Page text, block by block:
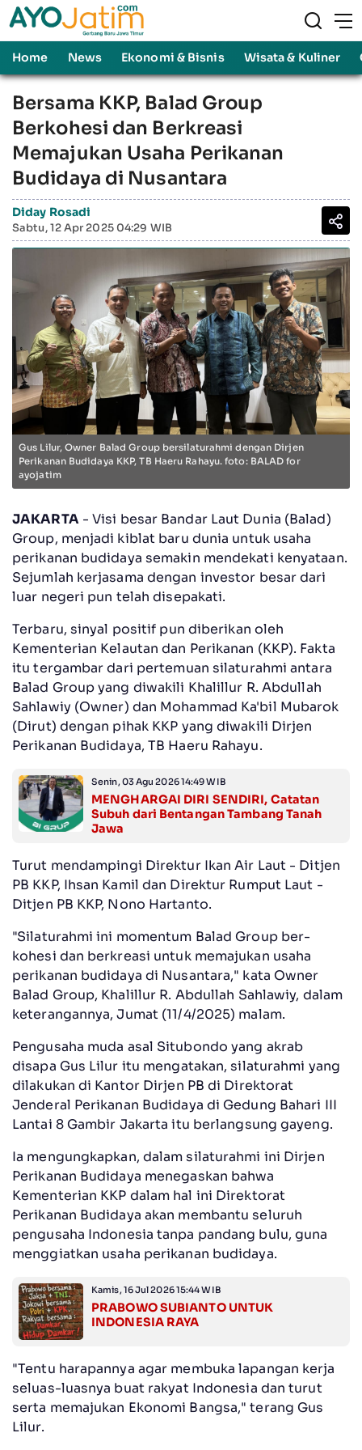
Home News Ekonomi & Bisnis Wisata & Kuliner
Bersama KKP, Balad Group
Berkohesi dan Berkreasi
Memajukan Usaha Perikanan
Budidaya di Nusantara
Diday Rosadi
Sabtu, 12 Apr 2025 04:29 WIB
Gus Lilur, Owner Balad Group bersilaturahmi dengan Dirjen
Perikanan Budidaya KKP, TB Haeru Rahayu. foto: BALAD for
ayojatim
JAKARTA- Visi besar Bandar Laut Dunia (Balad)
Group, menjadi kiblat baru dunia untuk usaha
perikanan budidaya semakin mendekati kenyataan.
Sejumlah kerjasama dengan investor besar dari
luar negeri pun telah disepakati.
Terbaru, sinyal positif pun diberikan oleh
Kementerian Kelautan dan Perikanan (KKP). Fakta
itu tergambar dari pertemuan silaturahmi antara
Balad Group yang diwakili Khalillur R. Abdullah
Sahlawiy (Owner) dan Mohammad Ka'bil Mubarok
(Dirut) dengan pihak KKP yang diwakili Dirjen
Perikanan Budidaya, TB Haeru Rahayu.
Senin, 03 Agu 2026 14:49 WIB
MENGHARGAI DIRI SENDIRI, Catatan
Subuh dari Bentangan Tambang Tanah
Jawa
Turut mendampingi Direktur Ikan Air Laut - Ditjen
PB KKP, Ihsan Kamil dan Direktur Rumput Laut -
Ditjen PB KKP, Nono Hartanto.
"Silaturahmi ini momentum Balad Group ber-
kohesi dan berkreasi untuk memajukan usaha
perikanan budidaya di Nusantara," kata Owner
Balad Group, Khalillur R. Abdullah Sahlawiy, dalam
keterangannya, Jumat (11/4/2025) malam.
Pengusaha muda asal Situbondo yang akrab
disapa Gus Lilur itu mengatakan, silaturahmi yang
dilakukan di Kantor Dirjen PB di Direktorat
Jenderal Perikanan Budidaya di Gedung Bahari III
Lantai 8 Gambir Jakarta itu berlangsung gayeng.
Ia mengungkapkan, dalam silaturahmi ini Dirjen
Perikanan Budidaya menegaskan bahwa
Kementerian KKP dalam hal ini Direktorat
Perikanan Budidaya akan membantu seluruh
pengusaha Indonesia tanpa pandang bulu, guna
menggiatkan usaha perikanan budidaya.
Kamis, 16 Jul 2026 15:44 WIB
PRABOWO SUBIANTO UNTUK
INDONESIA RAYA
"Tentu harapannya agar membuka lapangan kerja
seluas-luasnya buat rakyat Indonesia dan turut
serta memajukan Ekonomi Bangsa," terang Gus
Lilur.